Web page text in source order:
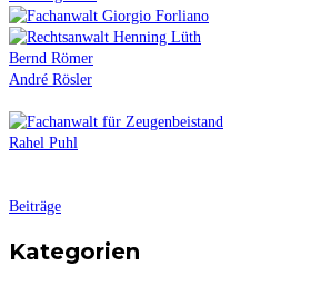
Bernd Römer
André Rösler
Rahel Puhl
Beiträge
Kategorien